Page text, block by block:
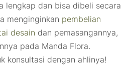
lengkap dan bisa dibeli secara
menginginkan pembelian
desain dan pemasangannya,
pada Manda Flora.
konsultasi dengan ahlinya!